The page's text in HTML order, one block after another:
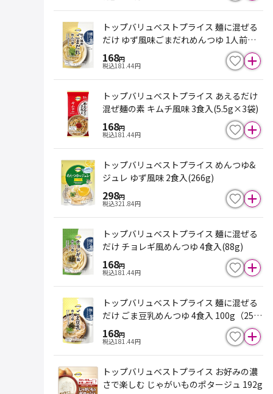
トップバリュベストプライス 麺に混ぜる
だけ ゆず風味ごまだれめんつゆ 1人前×4
食入(88g)
168円
税込181.44円
トップバリュベストプライス あえるだけ
混ぜ麺の素 キムチ風味 3食入(5.5g×3袋)
168円
税込181.44円
トップバリュベストプライス めんつゆ&
ジュレ ゆず風味 2食入(266g)
298円
税込321.84円
トップバリュベストプライス 麺に混ぜる
だけ チョレギ風めんつゆ 4食入(88g)
168円
税込181.44円
トップバリュベストプライス 麺に混ぜる
だけ ごま豆乳めんつゆ 4食入 100g（25g
×4食）
168円
税込181.44円
トップバリュベストプライス お好みの濃
さで楽しむ じゃがいものポタージュ 192g